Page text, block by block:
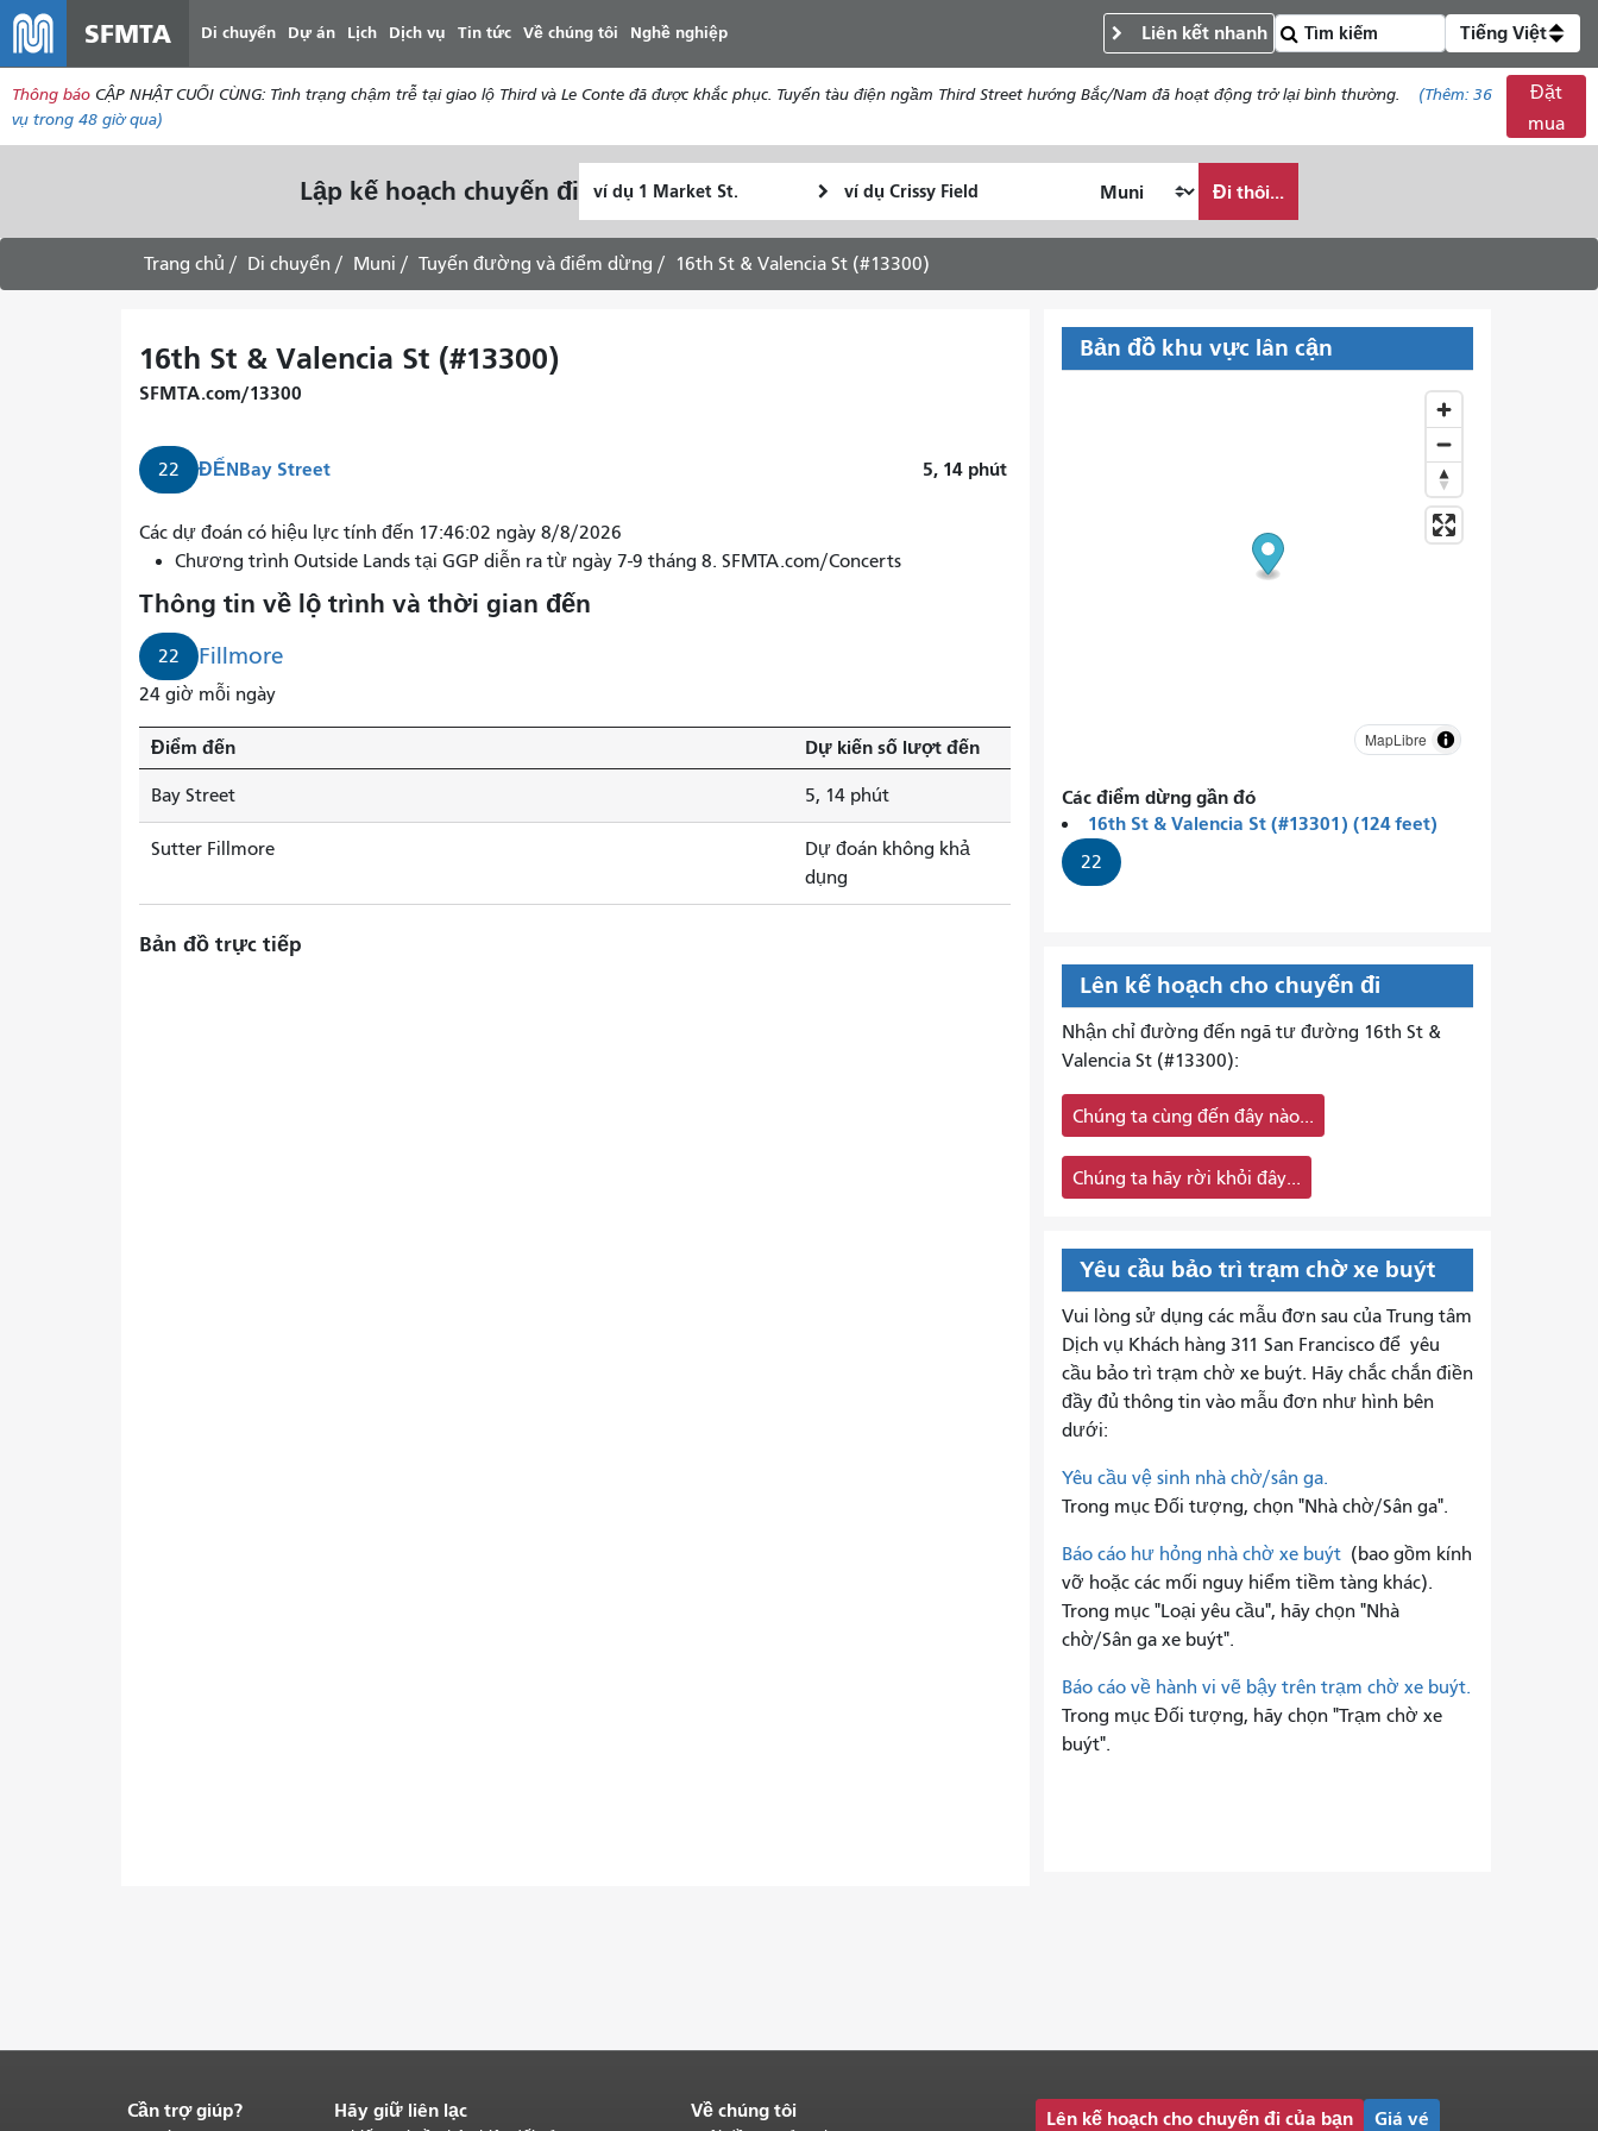
dung
SFMTA Di chuyển Dự án Lịch Dịch vụ Tin tức Về chúng tôi Nghề nghiệp Liên kết nhanh Tiếng Việt
Thông báo CẬP NHẬT CUỐI CÙNG: Tình trạng chậm trễ tại giao lộ Third và Le Conte đã được khắc phục. Tuyến tàu điện ngầm Third Street hướng Bắc/Nam đã hoạt động trở lại bình thường. (Thêm: 36
vụ trong 48 giờ qua)
Đặt
mua
Lập kế hoạch chuyến đi
bắt
đầu
kết
thúc
muốn
du
Đi thôi...
Trang chủ Di chuyển Muni Tuyến đường và điểm dừng 16th St & Valencia St (#13300)
16th St & Valencia St (#13300)
SFMTA.com/13300
22 ĐẾNBay Street 5, 14 phút
Các dự đoán có hiệu lực tính đến 17:46:02 ngày 8/8/2026
Chương trình Outside Lands tại GGP diễn ra từ ngày 7-9 tháng 8. SFMTA.com/Concerts
Thông tin về lộ trình và thời gian đến
22 Fillmore
24 giờ mỗi ngày
Điểm đến Dự kiến ​​số lượt đến
Bay Street 5, 14 phút
Sutter Fillmore
Dự đoán không khả
dụng
Bản đồ trực tiếp
Bản đồ khu vực lân cận
MapLibre
Các điểm dừng gần đó
16th St & Valencia St (#13301) (124 feet)
22
Lên kế hoạch cho chuyến đi
Nhận chỉ đường đến ngã tư đường 16th St &
Valencia St (#13300):
Chúng ta cùng đến đây nào...
Chúng ta hãy rời khỏi đây...
Yêu cầu bảo trì trạm chờ xe buýt
Vui lòng sử dụng các mẫu đơn sau của Trung tâm
Dịch vụ Khách hàng 311 San Francisco để yêu
cầu bảo trì trạm chờ xe buýt. Hãy chắc chắn điền
đầy đủ thông tin vào mẫu đơn như hình bên
dưới:
Yêu cầu vệ sinh nhà chờ/sân ga.
Trong mục Đối tượng, chọn "Nhà chờ/Sân ga".
Báo cáo hư hỏng nhà chờ xe buýt(bao gồm kính
vỡ hoặc các mối nguy hiểm tiềm tàng khác).
Trong mục "Loại yêu cầu", hãy chọn "Nhà
chờ/Sân ga xe buýt".
Báo cáo về hành vi vẽ bậy trên trạm chờ xe buýt.
Trong mục Đối tượng, hãy chọn "Trạm chờ xe
buýt".
Kết
Cần trợ giúp? Hãy giữ liên lạc Về chúng tôi Lên kế hoạch cho chuyến đi của bạn Giá vé